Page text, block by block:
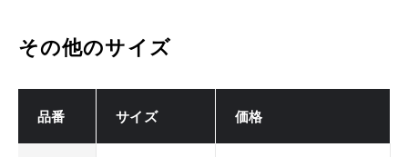
その他のサイズ
品番 サイズ 価格